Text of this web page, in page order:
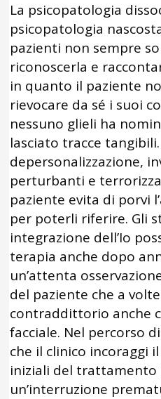
La psicopatologia
psicopatologia
pazienti non sempre
riconoscerla e
in quanto il paziente
rievocare da sé i suoi
nessuno glieli ha
lasciato tracce
depersonalizzazione,
perturbanti e
paziente evita di porvi
per poterli riferire. Gli
integrazione dell’Io
terapia anche dopo
un’attenta
del paziente che a
contraddittorio anche
facciale. Nel percorso
che il clinico incoraggi
iniziali del trattamento
un’interruzione